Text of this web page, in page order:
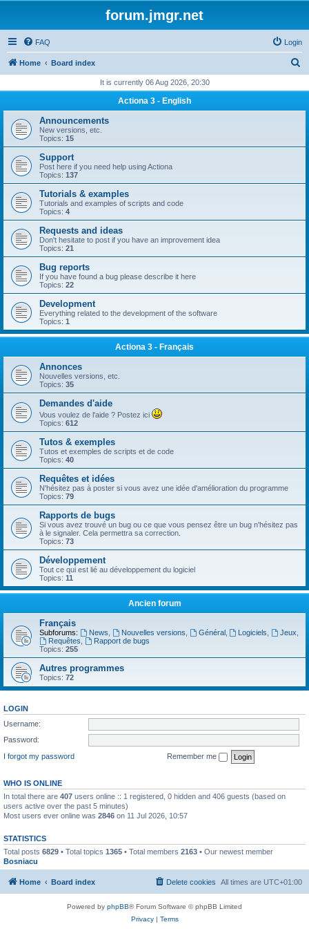
forum.jmgr.net
FAQ Login
Home Board index
r
h
It is currently 06 Aug 2026, 20:30
Actiona 3 - English
Announcements
New versions, etc.
Topics: 15
Support
Post here if you need help using Actiona
Topics: 137
Tutorials & examples
Tutorials and examples of scripts and code
Topics: 4
Requests and ideas
Don't hesitate to post if you have an improvement idea
Topics: 21
Bug reports
If you have found a bug please describe it here
Topics: 22
Development
Everything related to the development of the software
Topics: 1
Actiona 3 - Français
Annonces
Nouvelles versions, etc.
Topics: 35
Demandes d'aide
Vous voulez de l'aide ? Postez ici
Topics: 612
Tutos & exemples
Tutos et exemples de scripts et de code
Topics: 40
Requêtes et idées
N'hésitez pas à poster si vous avez une idée d'amélioration du programme
Topics: 79
Rapports de bugs
Si vous avez trouvé un bug ou ce que vous pensez être un bug n'hésitez pas
à le signaler. Cela permettra sa correction.
Topics: 73
Développement
Tout ce qui est lié au développement du logiciel
Topics: 11
Ancien forum
Français
Subforums: News Nouvelles versions Général, Logiciels Jeux
Requêtes
Rapport de bugs
Topics: 255
Autres programmes
Topics: 72
LOGIN
Username:
Password:
I forgot my password
Remember me
WHO IS ONLINE
In total there are 407 users online :: 1 registered, 0 hidden and 406 guests (based on
users active over the past 5 minutes)
Most users ever online was 2846 on 11 Jul 2026, 10:57
STATISTICS
Total posts 6829 • Total topics 1365 • Total members 2163 • Our newest member
Bosniacu
Home Board index All times are UTC+01:00
Delete cookies
Powered by phpBB® Forum Software © phpBB Limited
Privacy| Terms